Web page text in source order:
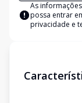
As
possa entrar
privacidade e